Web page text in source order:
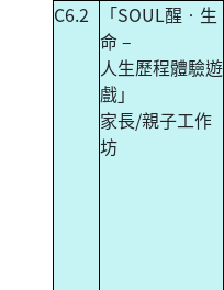
C6.2
「SOUL醒‧生
命 –
人生歷程體驗遊
戲」
家長/親子工作
坊